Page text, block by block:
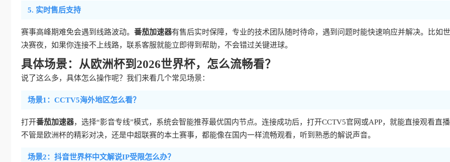
5. 实时售后支持
赛事高峰期难免会遇到线路波动。 番茄加速器有售后实时保障，专业的技术团队随时待命，遇到问题时能快速响应并解决。比如
决赛夜，如果你连接不上线路，联系客服就能立即得到帮助，不会错过关键进球。
具体场景：从欧洲杯到2026世界杯，怎么流畅看？
说了这么多，具体怎么操作呢？我们来看几个常见场景：
场景1：CCTV5海外地区怎么看？
打开番茄加速器，选择“影音专线”模式，系统会智能推荐最优国内节点。连接成功后，打开CCTV5官网或APP，就能直接观看直播
不管是欧洲杯的精彩对决，还是中超联赛的本土赛事，都能像在国内一样流畅观看，听到熟悉的解说声音。
场景2：抖音世界杯中文解说IP受限怎么办？